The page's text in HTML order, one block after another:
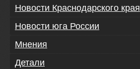
Новости Краснодарского края
Новости юга России
Мнения
Детали